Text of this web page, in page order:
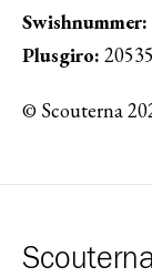
Swishnummer:
Plusgiro:
© Scouterna